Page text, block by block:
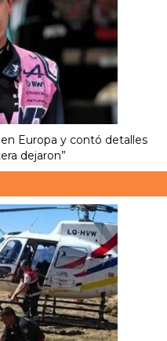
Europa y contó detalles
dejaron”